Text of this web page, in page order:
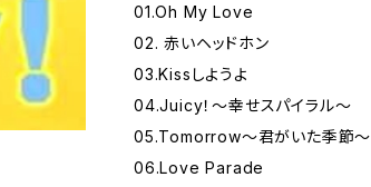
01.Oh My Love
02. 赤いヘッドホン
03.Kissしようよ
04.Juicy！～幸せスパイラル～
05.Tomorrow～君がいた季節～
06.Love Parade